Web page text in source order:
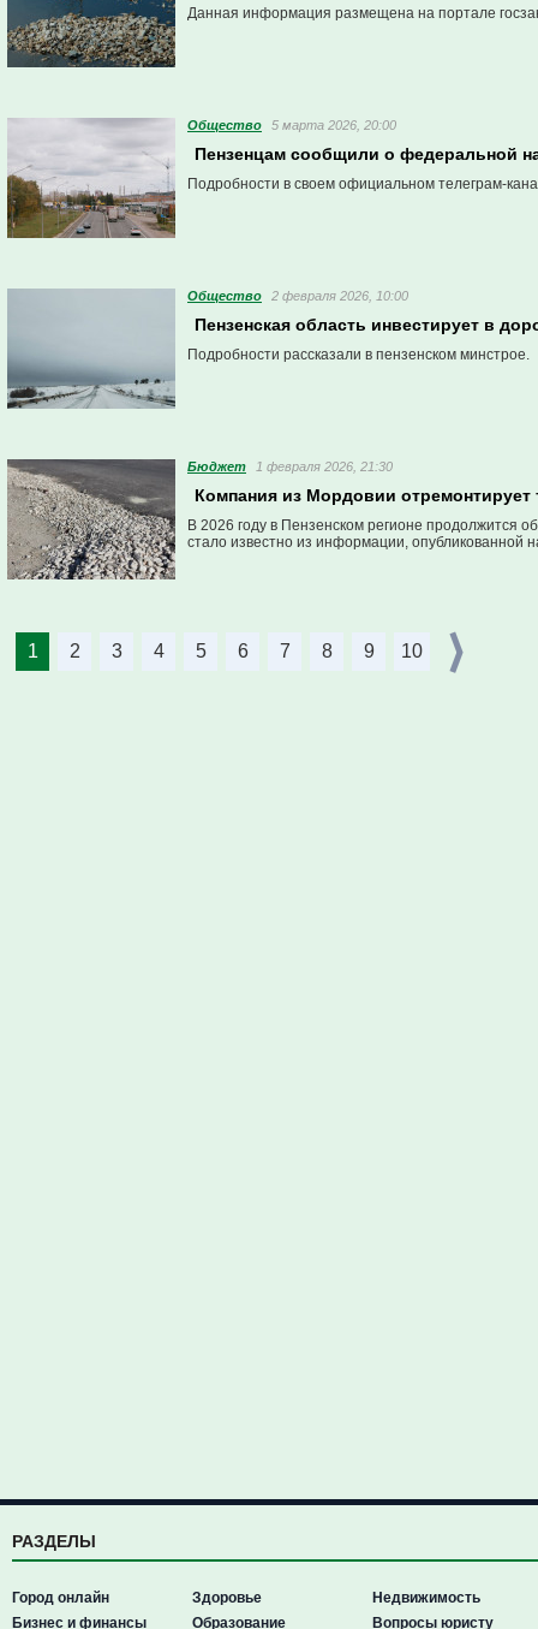
Данная информация размещена на портале
Общество 5 марта 2026, 20:00
Пензенцам сообщили о федеральной
Подробности в своем официальном телеграм-
Общество 2 февраля 2026, 10:00
Пензенская область инвестирует в
Подробности рассказали в пензенском минстрое.
Бюджет 1 февраля 2026, 21:30
Компания из Мордовии отремонтирует
В 2026 году в Пензенском регионе продолжится
стало известно из информации, опубликованной
1 2 3 4 5 6 7 8 9 10
РАЗДЕЛЫ
Город онлайн
Бизнес и финансы
Здоровье
Образование
Недвижимость
Вопросы юристу